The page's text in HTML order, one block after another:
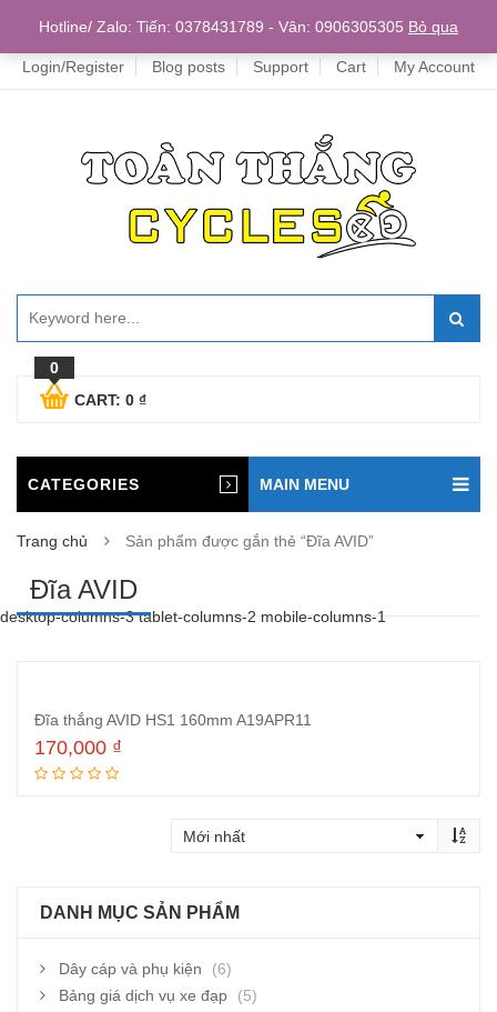
Home
Login/Register Blog posts Support Cart My Account
0
CART: 0 ₫
CATEGORIES MAIN MENU
Trang chủ Sản phẩm được gắn thẻ “Đĩa AVID”
Đĩa AVID
desktop-columns-3 tablet-columns-2 mobile-columns-1
Đĩa thắng AVID HS1 160mm A19APR11
170,000 ₫
DANH MỤC SẢN PHẨM
Dây cáp và phụ kiện
(6)
Bảng giá dịch vụ xe đạp
(5)
Hotline/ Zalo: Tiến: 0378431789 - Vân: 0906305305 Bỏ qua